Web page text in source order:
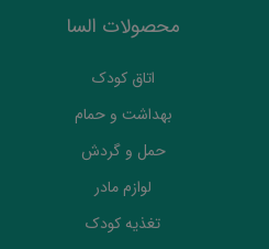
محصولات السا
اتاق کودک
بهداشت و حمام
حمل و گردش
لوازم مادر
تغذیه کودک